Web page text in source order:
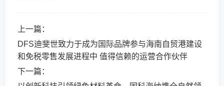
上一篇：
DFS迪斐世致力于成为国际品牌参与海南自贸港建设
和免税零售发展进程中 值得信赖的运营合作伙伴
下一篇：